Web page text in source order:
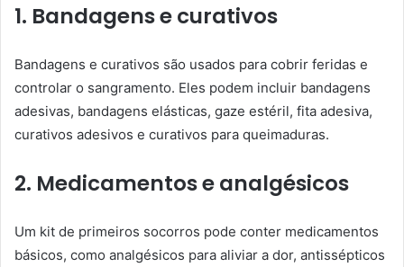
1. Bandagens e curativos
Bandagens e curativos são usados para cobrir feridas e
controlar o sangramento. Eles podem incluir bandagens
adesivas, bandagens elásticas, gaze estéril, fita adesiva,
curativos adesivos e curativos para queimaduras.
2. Medicamentos e analgésicos
Um kit de primeiros socorros pode conter medicamentos
básicos, como analgésicos para aliviar a dor, antissépticos